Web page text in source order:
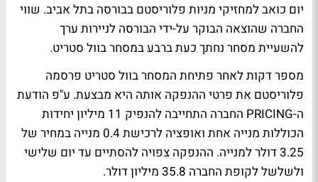
יום כואב למחזיקי מניות פלוריסטם בבורסה בתל אביב. שווי
החברה שהוצאה הבוקר על-ידי הבורסה לניירות ערך
להשעיית מסחר נחתך כעת ברבע במסחר בוול סטריט.
מספר דקות לאחר פתיחת המסחר בוול סטריט פרסמה
פלוריסטם את פרטי ההנפקה אותה היא מבצעת. ע"פ הודעת
ה-PRICING החברה התחייבה להנפיק 11 מיליון יחידות
הכוללות מנייה אחת ואופציה לרכישת 0.4 מנייה במחיר של
3.25 דולר למנייה. ההנפקה צפויה להסתיים עד יום שלישי
ולשלשל לקופת החברה 35.8 מיליון דולר.